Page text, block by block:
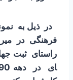
در ذیل به
فرهنگی در
راستای ثبت